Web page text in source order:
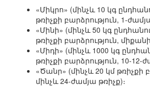
«Միկրո» (մինչև 10 կգ
թռիչքի բարձրություն, 1-
«Մինի» (մինչև 50 կգ
թռիչքի բարձրություն,
«Միդի» (մինչև 1000 կգ
թռիչքի բարձրություն, 10-12-
«Ծանր» (մինչև 20 կմ թռիչքի
մինչև 24-ժամյա թռիչք)։